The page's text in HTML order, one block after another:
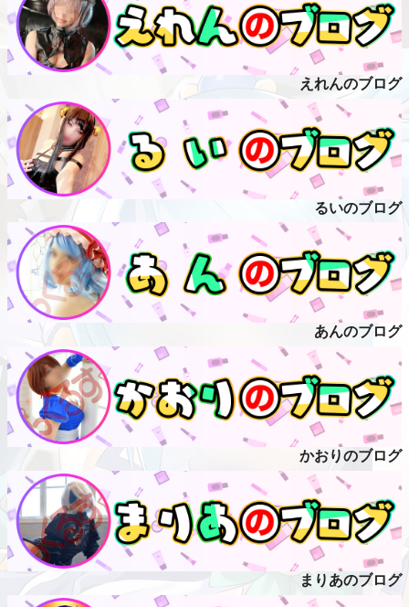
えれんのブログ
るいのブログ
あんのブログ
かおりのブログ
まりあのブログ